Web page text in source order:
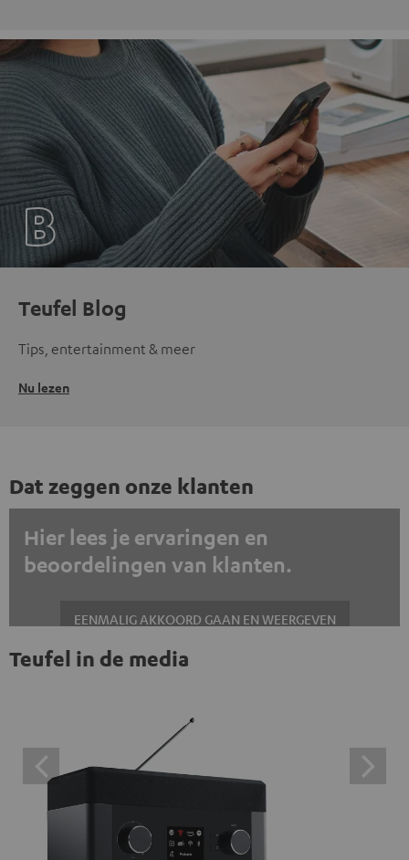
Teufel Blog
Tips, entertainment & meer
Nu lezen
Dat zeggen onze klanten
Hier lees je ervaringen en
beoordelingen van klanten.
EENMALIG AKKOORD GAAN EN WEERGEVEN
Altijd externe inhoud weergeven? Schakel dit in de gegevensinstellingen
externe inhoud hier met één klik weergeven. Door op de
inhoud te klikken, stem je ermee in dat je de externe
inhoud te zien krijgt. Dit betekent dat persoonlijke
gegevens kunnen worden doorgegeven aan platforms
van derden. Meer informatie hierover vind je in ons
Teufel in de media